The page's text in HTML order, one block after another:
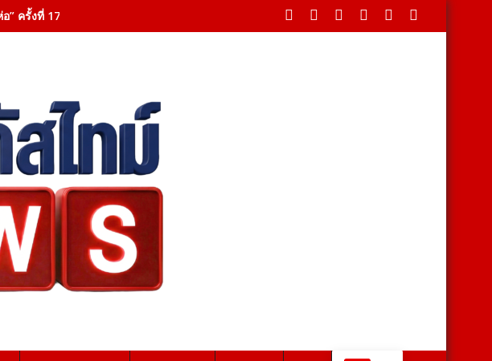
ครั้งที่ 17 ชูเสน่ห์ 6 ชาติพันธุ์ ดันสวนผึ้งสู่เมืองท่องเที่ยวเชิงวัฒนธรรม